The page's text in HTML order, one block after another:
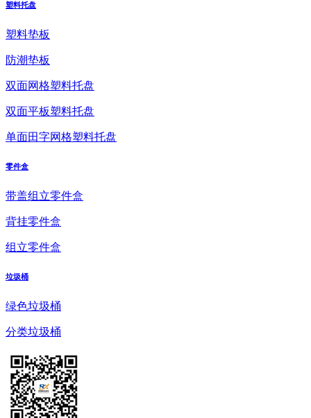
塑料托盘
塑料垫板
防潮垫板
双面网格塑料托盘
双面平板塑料托盘
单面田字网格塑料托盘
零件盒
带盖组立零件盒
背挂零件盒
组立零件盒
垃圾桶
绿色垃圾桶
分类垃圾桶